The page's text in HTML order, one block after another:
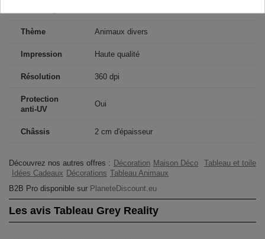
Thème Animaux divers
Impression Haute qualité
Résolution 360 dpi
Protection
anti-UV
Oui
Châssis 2 cm d'épaisseur
Découvrez nos autres offres : Décoration Maison Déco
Tableau et toile
Idées Cadeaux Décorations Tableau Animaux
B2B Pro disponible sur PlaneteDiscount.eu
Les avis Tableau Grey Reality